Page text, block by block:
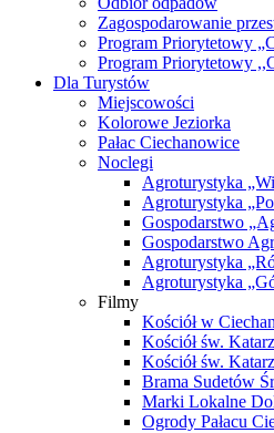
Zagospodarowanie
Program Priorytetowy
Program Priorytetowy
Dla Turystów
Miejscowości
Kolorowe Jeziorka
Pałac Ciechanowice
Noclegi
Agroturystyka
Agroturystyka
Gospodarstwo
Gospodarstwo
Agroturystyka
Agroturystyka
Filmy
Kościół w
Kościół św.
Kościół św.
Brama Sudetów
Marki Lokalne
Ogrody Pałacu